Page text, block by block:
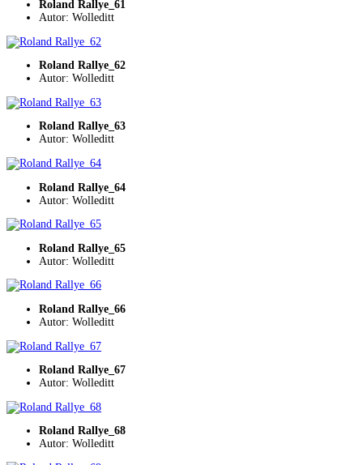
Roland Rallye_61
Autor: Wolleditt
Roland Rallye_62
Autor: Wolleditt
Roland Rallye_63
Autor: Wolleditt
Roland Rallye_64
Autor: Wolleditt
Roland Rallye_65
Autor: Wolleditt
Roland Rallye_66
Autor: Wolleditt
Roland Rallye_67
Autor: Wolleditt
Roland Rallye_68
Autor: Wolleditt